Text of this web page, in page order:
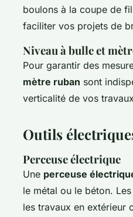
boulons à la coupe de
faciliter vos projets de
Niveau à bulle et
Pour garantir des
mètre ruban sont
verticalité de vos
Outils
Perceuse électrique
Une perceuse
le métal ou le béton.
les travaux en extérieur